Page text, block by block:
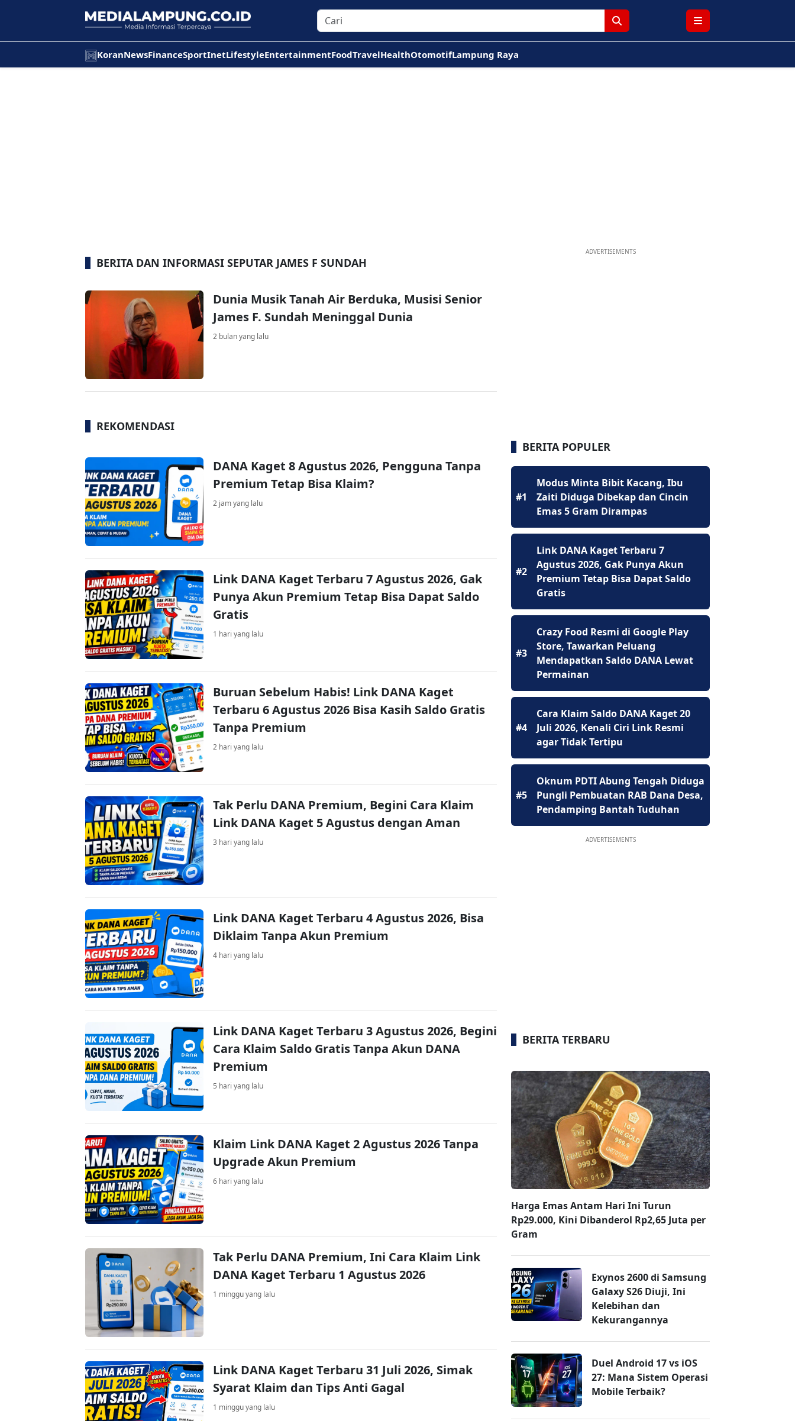
KoranNewsFinanceSportInetLifestyleEntertainmentFoodTravelHealthOtomotifLampung Raya
BERITA DAN INFORMASI SEPUTAR JAMES F SUNDAH
Dunia Musik Tanah Air Berduka, Musisi Senior
James F. Sundah Meninggal Dunia
2 bulan yang lalu
REKOMENDASI
DANA Kaget 8 Agustus 2026, Pengguna Tanpa
Premium Tetap Bisa Klaim?
2 jam yang lalu
Link DANA Kaget Terbaru 7 Agustus 2026, Gak
Punya Akun Premium Tetap Bisa Dapat Saldo
Gratis
1 hari yang lalu
Buruan Sebelum Habis! Link DANA Kaget
Terbaru 6 Agustus 2026 Bisa Kasih Saldo Gratis
Tanpa Premium
2 hari yang lalu
Tak Perlu DANA Premium, Begini Cara Klaim
Link DANA Kaget 5 Agustus dengan Aman
3 hari yang lalu
Link DANA Kaget Terbaru 4 Agustus 2026, Bisa
Diklaim Tanpa Akun Premium
4 hari yang lalu
Link DANA Kaget Terbaru 3 Agustus 2026, Begini
Cara Klaim Saldo Gratis Tanpa Akun DANA
Premium
5 hari yang lalu
Klaim Link DANA Kaget 2 Agustus 2026 Tanpa
Upgrade Akun Premium
6 hari yang lalu
Tak Perlu DANA Premium, Ini Cara Klaim Link
DANA Kaget Terbaru 1 Agustus 2026
1 minggu yang lalu
Link DANA Kaget Terbaru 31 Juli 2026, Simak
Syarat Klaim dan Tips Anti Gagal
1 minggu yang lalu
ADVERTISEMENTS
BERITA POPULER
#1
Modus Minta Bibit Kacang, Ibu
Zaiti Diduga Dibekap dan Cincin
Emas 5 Gram Dirampas
#2
Link DANA Kaget Terbaru 7
Agustus 2026, Gak Punya Akun
Premium Tetap Bisa Dapat Saldo
Gratis
#3
Crazy Food Resmi di Google Play
Store, Tawarkan Peluang
Mendapatkan Saldo DANA Lewat
Permainan
#4
Cara Klaim Saldo DANA Kaget 20
Juli 2026, Kenali Ciri Link Resmi
agar Tidak Tertipu
#5
Oknum PDTI Abung Tengah Diduga
Pungli Pembuatan RAB Dana Desa,
Pendamping Bantah Tuduhan
ADVERTISEMENTS
BERITA TERBARU
Harga Emas Antam Hari Ini Turun
Rp29.000, Kini Dibanderol Rp2,65 Juta per
Gram
Exynos 2600 di Samsung
Galaxy S26 Diuji, Ini
Kelebihan dan
Kekurangannya
Duel Android 17 vs iOS
27: Mana Sistem Operasi
Mobile Terbaik?